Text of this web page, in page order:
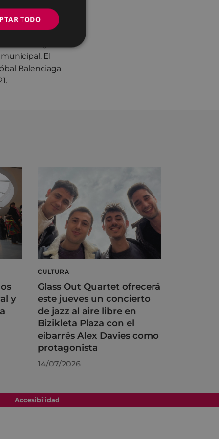
PDF) ha sido
El
Balenciaga
y
CULTURA
Glass Out Quartet ofrecerá
este jueves un concierto
de jazz al aire libre en
Bizikleta Plaza con el
eibarrés Alex Davies como
protagonista
14/07/2026
Accesibilidad
TODO